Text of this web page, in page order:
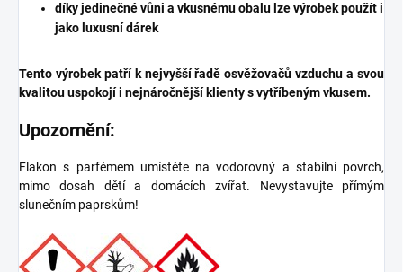
díky jedinečné vůni a vkusnému obalu lze výrobek použít i
jako luxusní dárek
Tento výrobek patří k nejvyšší řadě osvěžovačů vzduchu a svou
kvalitou uspokojí i nejnáročnější klienty s vytříbeným vkusem.
Upozornění:
Flakon s parfémem umístěte na vodorovný a stabilní povrch,
mimo dosah dětí a domácích zvířat. Nevystavujte přímým
slunečním paprskům!